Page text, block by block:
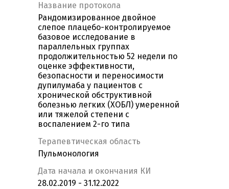
Название протокола
Рандомизированное двойное
слепое плацебо-контролируемое
базовое исследование в
параллельных группах
продолжительностью 52 недели по
оценке эффективности,
безопасности и переносимости
дупилумаба у пациентов с
хронической обструктивной
болезнью легких (ХОБЛ) умеренной
или тяжелой степени с
воспалением 2-го типа
Терапевтическая область
Пульмонология
Дата начала и окончания КИ
28.02.2019 - 31.12.2022